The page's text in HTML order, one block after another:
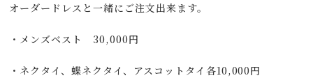
オーダードレスと一緒にご注文出来ます。
・メンズベスト 30,000円
・ネクタイ、蝶ネクタイ、アスコットタイ各10,000円